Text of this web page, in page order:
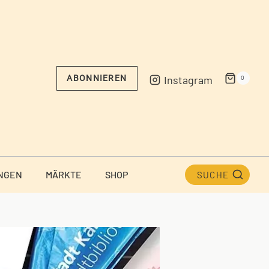
ABONNIEREN Instagram 0
MÄRKTE SHOP SUCHE